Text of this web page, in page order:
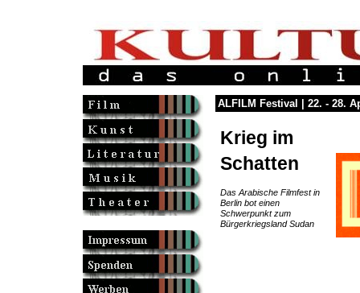
ALFILM Festival | 22. - 28.
Krieg im
Schatten
Das Arabische Filmfest in
Berlin bot einen
Schwerpunkt zum
Bürgerkriegsland Sudan